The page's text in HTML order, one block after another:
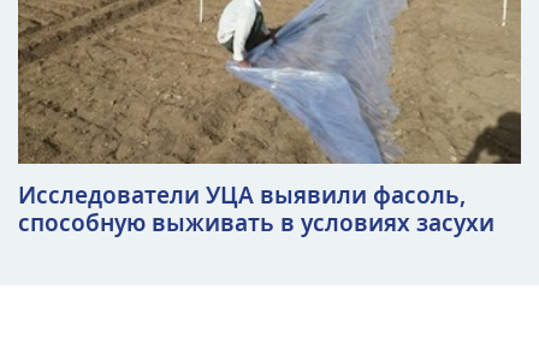
Исследователи УЦА выявили фасоль,
способную выживать в условиях засухи